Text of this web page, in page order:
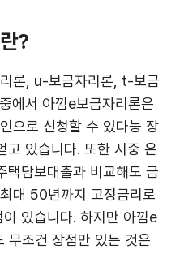
?
론, u-보금자리론, t-보금
에서 아낌e보금자리론은
으로 신청할 수 있다능 장
고 있습니다. 또한 시중 은
택담보대출과 비교해도 금
대 50년까지 고정금리로
있습니다. 하지만 아낌e
무조건 장점만 있는 것은